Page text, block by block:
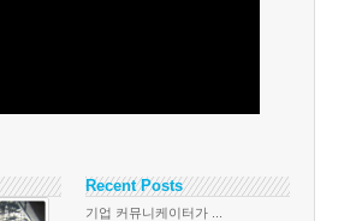
Recent Posts
기업 커뮤니케이터가 ...